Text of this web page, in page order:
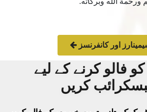
اور کانفرنسز
فالو کرنے کے لیے
کریں